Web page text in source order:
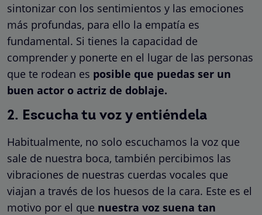
sintonizar con los sentimientos y las emociones
más profundas, para ello la empatía es
fundamental. Si tienes la capacidad de
comprender y ponerte en el lugar de las personas
que te rodean es posible que puedas ser un
buen actor o actriz de doblaje.
2. Escucha tu voz y entiéndela
Habitualmente, no solo escuchamos la voz que
sale de nuestra boca, también percibimos las
vibraciones de nuestras cuerdas vocales que
viajan a través de los huesos de la cara. Este es el
motivo por el que nuestra voz suena tan